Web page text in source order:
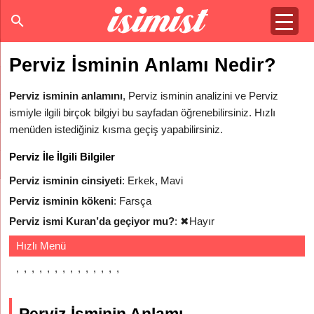
Perviz İsminin Anlamı Nedir?
Perviz isminin anlamını, Perviz isminin analizini ve Perviz
ismiyle ilgili birçok bilgiyi bu sayfadan öğrenebilirsiniz. Hızlı
menüden istediğiniz kısma geçiş yapabilirsiniz.
Perviz İle İlgili Bilgiler
Perviz isminin cinsiyeti: Erkek, Mavi
Perviz isminin kökeni: Farsça
Perviz ismi Kuran’da geçiyor mu?: ✖Hayır
Hızlı Menü